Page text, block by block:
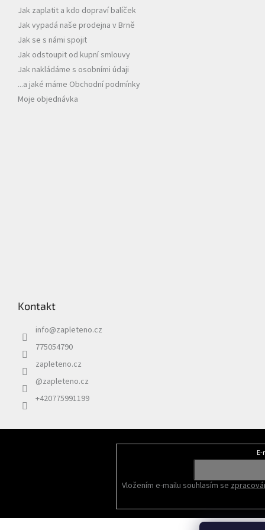
Jak zaplatit a kdo dopraví balíček
Jak vypadá naše prodejna v Brně
Jak se s námi spojit
Jak odstoupit od kupní smlouvy
Jak nakládáme s osobními údaji
...a jaké máme Obchodní podmínky
Moje objednávka
Kontakt
info@zapleteno.cz
775054790
zapleteno.cz
@zapleteno.cz
+420775991199
Vložením e-mailu souhlasím se